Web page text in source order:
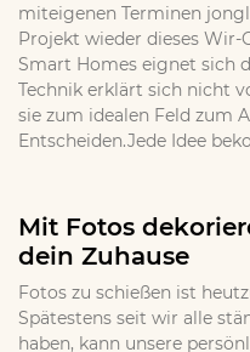
miteigenen Terminen
Projekt wieder dieses Wir-
Smart Homes eignet sich
Technik erklärt sich nicht
sie zum idealen Feld zum
Entscheiden.Jede Idee
Mit Fotos
dein Zuhause
Fotos zu schießen ist
Spätestens seit wir alle
haben, kann unsere